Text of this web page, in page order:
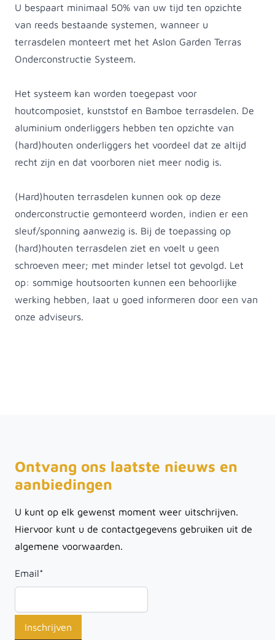
U bespaart minimaal 50% van uw tijd ten opzichte
van reeds bestaande systemen, wanneer u
terrasdelen monteert met het Aslon Garden Terras
Onderconstructie Systeem.
Het systeem kan worden toegepast voor
houtcomposiet, kunststof en Bamboe terrasdelen. De
aluminium onderliggers hebben ten opzichte van
(hard)houten onderliggers het voordeel dat ze altijd
recht zijn en dat voorboren niet meer nodig is.
(Hard)houten terrasdelen kunnen ook op deze
onderconstructie gemonteerd worden, indien er een
sleuf/sponning aanwezig is. Bij de toepassing op
(hard)houten terrasdelen ziet en voelt u geen
schroeven meer; met minder letsel tot gevolgd. Let
op: sommige houtsoorten kunnen een behoorlijke
werking hebben, laat u goed informeren door een van
onze adviseurs.
Ontvang ons laatste nieuws en
aanbiedingen
U kunt op elk gewenst moment weer uitschrijven.
Hiervoor kunt u de contactgegevens gebruiken uit de
algemene voorwaarden.
Email*